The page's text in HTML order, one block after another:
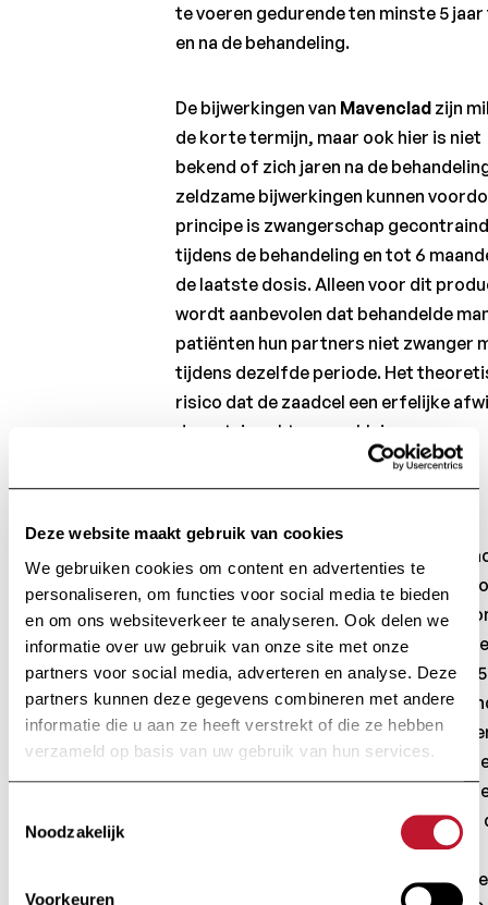
Deze website maakt gebruik van cookies
We gebruiken cookies om content en advertenties te
personaliseren, om functies voor social media te bieden
en om ons websiteverkeer te analyseren. Ook delen we
informatie over uw gebruik van onze site met onze
partners voor social media, adverteren en analyse. Deze
partners kunnen deze gegevens combineren met andere
informatie die u aan ze heeft verstrekt of die ze hebben
verzameld op basis van uw gebruik van hun services.
Noodzakelijk
Voorkeuren
te voeren gedurende ten minste 5
en na de behandeling.
De bijwerkingen van Mavenclad zijn
de korte termijn, maar ook hier is niet
bekend of zich jaren na de
zeldzame bijwerkingen kunnen
principe is zwangerschap
tijdens de behandeling en tot 6
de laatste dosis. Alleen voor dit
wordt aanbevolen dat behandelde
patiënten hun partners niet zwanger
tijdens dezelfde periode. Het
risico dat de zaadcel een erfelijke
draagt, is echter zeer klein.
Ocrevusheeft ook weinig directe
bijwerkingen tijdens de behandeling,
behoudens een
tijdens het eerste infuus, dat een
aantal B-lymfocyten vernietigt.
wordt de eerste dosis in twee delen
twee infusen met een tussentijd van 15
dagen, en wordt daarna om de 6
een volledige dosis toegediend. We
echter niet de bijwerkingen op lange
vooral wat de
bloed betreft. In elk geval vermindert
product over het algemeen de
doeltreffendheid van vaccins,